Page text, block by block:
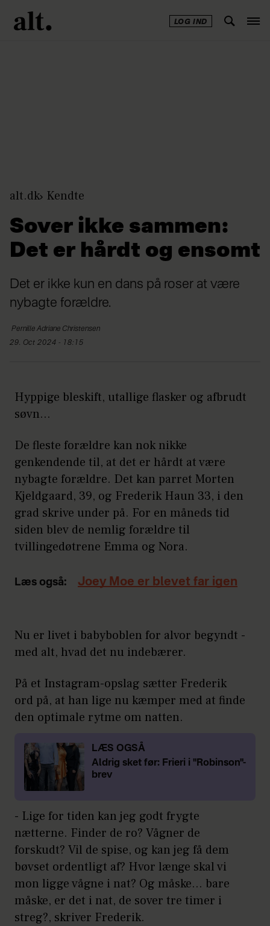
LOG IND
alt.dk Kendte
Sover ikke sammen:
Det er hårdt og ensomt
Det er ikke kun en dans på roser at være
nybagte forældre.
Pernille Adriane Christensen
29. Oct 2024 - 18:15
Hyppige bleskift, utallige flasker og afbrudt
søvn...
De fleste forældre kan nok nikke
genkendende til, at det er hårdt at være
nybagte forældre. Det kan parret Morten
Kjeldgaard, 39, og Frederik Haun 33, i den
grad skrive under på. For en måneds tid
siden blev de nemlig forældre til
tvillingedøtrene Emma og Nora.
Læs også: Joey Moe er blevet far igen
Nu er livet i babyboblen for alvor begyndt -
med alt, hvad det nu indebærer.
På et Instagram-opslag sætter Frederik
ord på, at han lige nu kæmper med at finde
den optimale rytme om natten.
LÆS OGSÅ
Aldrig sket før: Frieri i "Robinson"-
brev
- Lige for tiden kan jeg godt frygte
nætterne. Finder de ro? Vågner de
forskudt? Vil de spise, og kan jeg få dem
bøvset ordentligt af? Hvor længe skal vi
mon ligge vågne i nat? Og måske… bare
måske, er det i nat, de sover tre timer i
streg?, skriver Frederik.